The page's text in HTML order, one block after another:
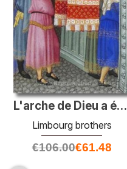
L'arche de Dieu a été transportée dans le temple
Limbourg brothers
€106.00€61.48